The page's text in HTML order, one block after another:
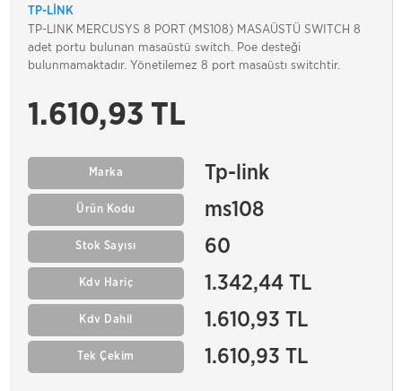
TP-LINK
TP-LINK MERCUSYS 8 PORT (MS108) MASAÜSTÜ SWITCH 8
adet portu bulunan masaüstü switch. Poe desteği
bulunmamaktadır. Yönetilemez 8 port masaüstı switchtir.
1.610,93 TL
Marka Tp-link
Ürün Kodu ms108
Stok Sayısı 60
Kdv Hariç 1.342,44 TL
Kdv Dahil 1.610,93 TL
Tek Çekim 1.610,93 TL